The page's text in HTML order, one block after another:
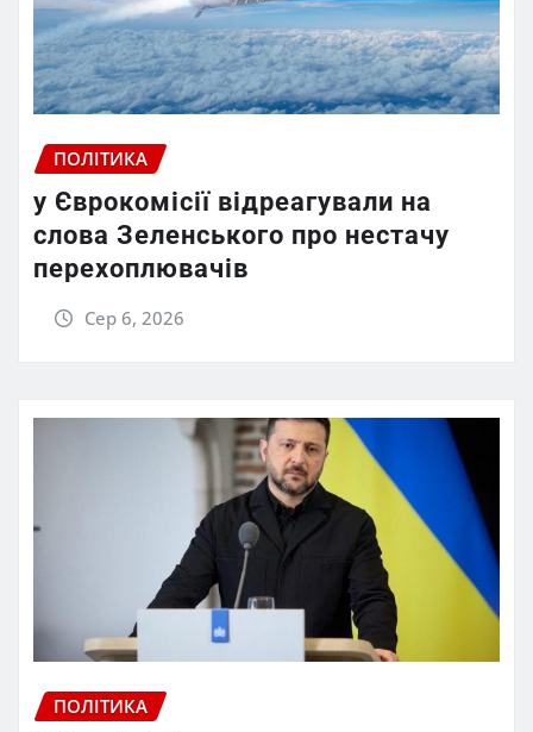
ПОЛІТИКА
у Єврокомісії відреагували на
слова Зеленського про нестачу
перехоплювачів
Сер 6, 2026
ПОЛІТИКА